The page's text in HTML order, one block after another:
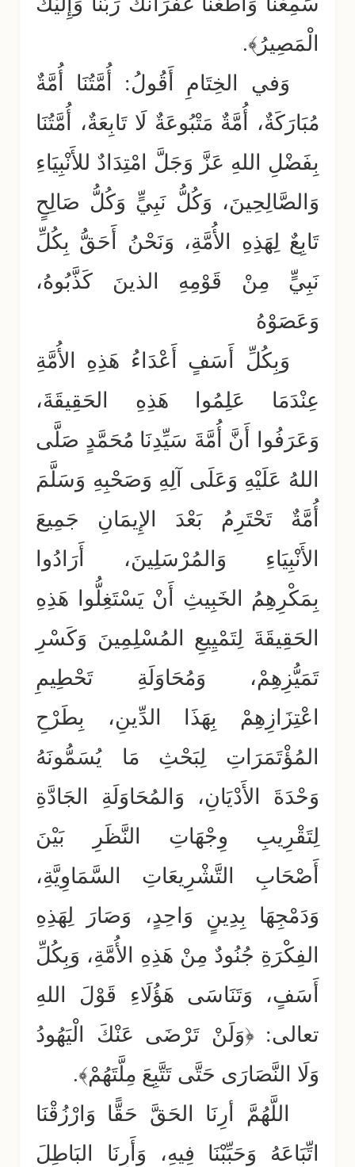
الْمَصِيرُ﴾.
وَفي الخِتَامِ أَقُولُ: أُمَّتُنَا أُمَّةٌ
مُبَارَكَةٌ، أُمَّةٌ مَتْبُوعَةٌ لَا تَابِعَةٌ، أُمَّتُنَا
بِفَضْلِ اللهِ عَزَّ وَجَلَّ امْتِدَادٌ للأَنْبِيَاءِ
وَالصَّالِحِينَ، وَكُلُّ نَبِيٍّ وَكُلُّ صَالِحٍ
تَابِعٌ لِهَذِهِ الأُمَّةِ، وَنَحْنُ أَحَقُّ بِكُلِّ
نَبِيٍّ مِنْ قَوْمِهِ الذينَ كَذَّبُوهُ،
وَعَصَوْهُ
وَبِكُلِّ أَسَفٍ أَعْدَاءُ هَذِهِ الأُمَّةِ
عِنْدَمَا عَلِمُوا هَذِهِ الحَقِيقَةَ،
وَعَرَفُوا أَنَّ أُمَّةَ سَيِّدِنَا مُحَمَّدٍ صَلَّى
اللهُ عَلَيْهِ وَعَلَى آلِهِ وَصَحْبِهِ وَسَلَّمَ
أُمَّةٌ تَحْتَرِمُ بَعْدَ الإِيمَانِ جَمِيعَ
الأَنْبِيَاءِ وَالمُرْسَلِينَ، أَرَادُوا
بِمَكْرِهِمُ الخَبِيثِ أَنْ يَسْتَغِلُّوا هَذِهِ
الحَقِيقَةَ لِتَمْيِيعِ المُسْلِمِينَ وَكَسْرِ
تَمَيُّزِهِمْ، وَمُحَاوَلَةِ تَحْطِيمِ
اعْتِزَازِهِمْ بِهَذَا الدِّينِ، بِطَرْحِ
المُؤْتَمَرَاتِ لِبَحْثِ مَا يُسَمُّونَهُ
وَحْدَةَ الأَدْيَانِ، وَالمُحَاوَلَةِ الجَادَّةِ
لِتَقْرِيبِ وِجْهَاتِ النَّظَرِ بَيْنَ
أَصْحَابِ التَّشْرِيعَاتِ السَّمَاوِيَّةِ،
وَدَمْجِهَا بِدِينٍ وَاحِدٍ، وَصَارَ لِهَذِهِ
الفِكْرَةِ جُنُودٌ مِنْ هَذِهِ الأُمَّةِ، وَبِكُلِّ
أَسَفٍ، وَتَنَاسَى هَؤُلَاءِ قَوْلَ اللهِ
تعالى: ﴿وَلَنْ تَرْضَى عَنْكَ الْيَهُودُ
وَلَا النَّصَارَى حَتَّى تَتَّبِعَ مِلَّتَهُمْ﴾.
اللَّهُمَّ أرِنَا الحَقَّ حَقًّا وَارْزُقْنَا
اتِّبَاعَهُ وَحَبِّبْنَا فِيهِ، وَأَرِنَا البَاطِلَ